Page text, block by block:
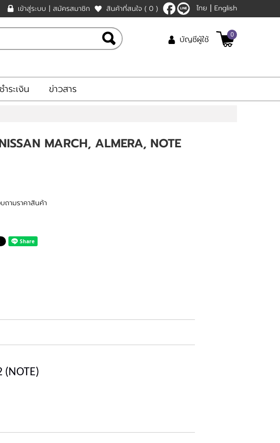
เข้าสู่ระบบ | สมัครสมาชิก สินค้าที่สนใจ ( 0 ) ไทย English
บัญชีผู้ใช้ 0
ระเงิน ข่าวสาร
MARCH, ALMERA, NOTE
ถามราคาสินค้า
(NOTE)